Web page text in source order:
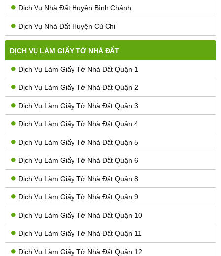
Dịch Vụ Nhà Đất Huyện Bình Chánh
Dịch Vụ Nhà Đất Huyện Củ Chi
DỊCH VỤ LÀM GIẤY TỜ NHÀ ĐẤT
Dịch Vụ Làm Giấy Tờ Nhà Đất Quận 1
Dịch Vụ Làm Giấy Tờ Nhà Đất Quận 2
Dịch Vụ Làm Giấy Tờ Nhà Đất Quận 3
Dịch Vụ Làm Giấy Tờ Nhà Đất Quận 4
Dịch Vụ Làm Giấy Tờ Nhà Đất Quận 5
Dịch Vụ Làm Giấy Tờ Nhà Đất Quận 6
Dịch Vụ Làm Giấy Tờ Nhà Đất Quận 8
Dịch Vụ Làm Giấy Tờ Nhà Đất Quận 9
Dịch Vụ Làm Giấy Tờ Nhà Đất Quận 10
Dịch Vụ Làm Giấy Tờ Nhà Đất Quận 11
Dịch Vụ Làm Giấy Tờ Nhà Đất Quận 12